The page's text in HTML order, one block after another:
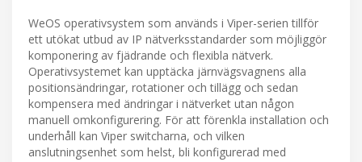
WeOS operativsystem som används i Viper-serien tillför
ett utökat utbud av IP nätverksstandarder som möjliggör
komponering av fjädrande och flexibla nätverk.
Operativsystemet kan upptäcka järnvägsvagnens alla
positionsändringar, rotationer och tillägg och sedan
kompensera med ändringar i nätverket utan någon
manuell omkonfigurering. För att förenkla installation och
underhåll kan Viper switcharna, och vilken
anslutningsenhet som helst, bli konfigurerad med